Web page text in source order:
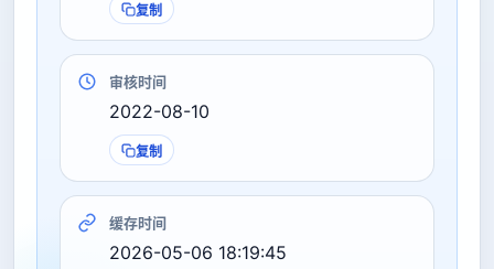
复制
审核时间
2022-08-10
复制
缓存时间
2026-05-06 18:19:45